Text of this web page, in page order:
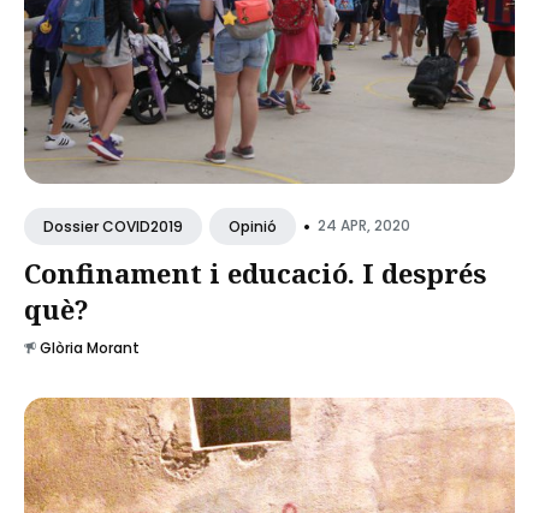
Dossier COVID2019 Opinió • 24 APR, 2020
Confinament i educació. I després
què?
Glòria Morant